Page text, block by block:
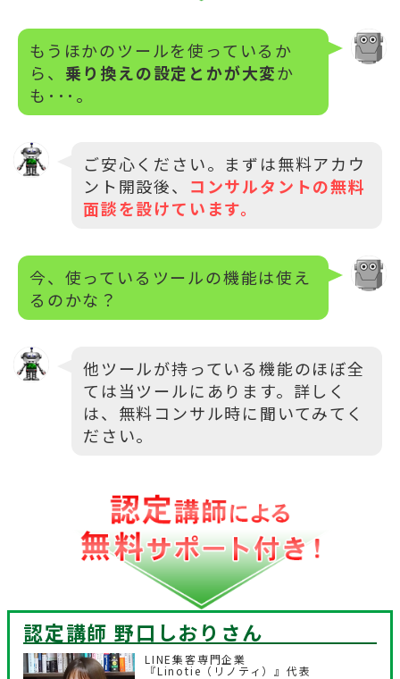
もうほかのツールを使っているか
ら、 乗り換えの設定とかが大変か
も･･･。
ご安心ください。まずは無料アカウ
ント開設後、 コンサルタントの無料
面談を設けています。
今、使っているツールの機能は使え
るのかな？
他ツールが持っている機能のほぼ全
ては当ツールにあります。詳しく
は、無料コンサル時に聞いてみてく
ださい。
認定講師 野口しおり さん
LINE集客専門企業
『Linotie（リノティ）』代表